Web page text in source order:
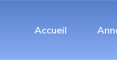
Accueil